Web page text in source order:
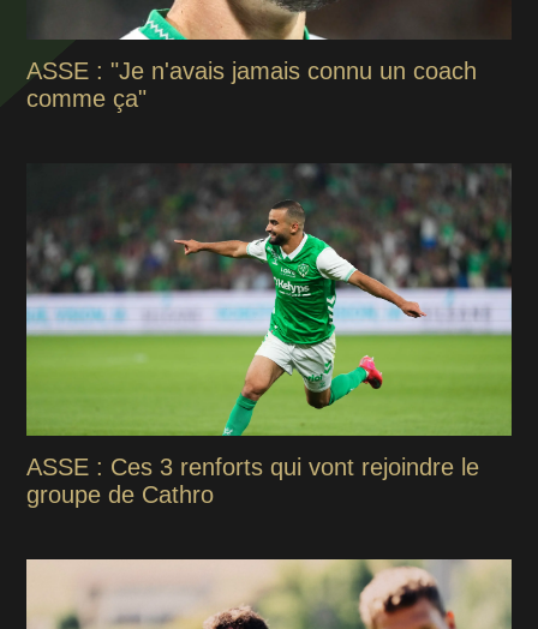
ASSE : "Je n'avais jamais connu un coach
comme ça"
ASSE : Ces 3 renforts qui vont rejoindre le
groupe de Cathro